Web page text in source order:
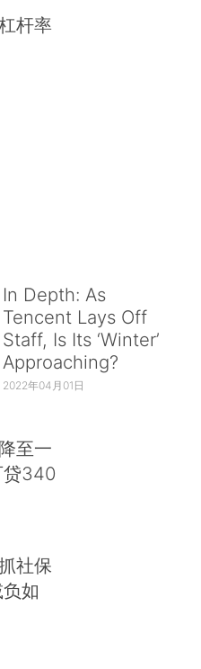
杆率
In Depth: As
Tencent Lays Off
Staff, Is Its ‘Winter’
Approaching?
2022年04月01日
至一
贷340
社保
如